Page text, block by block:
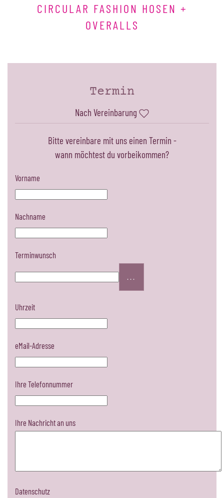
CIRCULAR FASHION HOSEN +
OVERALLS
Termin
Nach Vereinbarung
Bitte vereinbare mit uns einen Termin -
wann möchtest du vorbeikommen?
Vorname
Nachname
Terminwunsch
...
Uhrzeit
eMail-Adresse
Ihre Telefonnummer
Ihre Nachricht an uns
Datenschutz